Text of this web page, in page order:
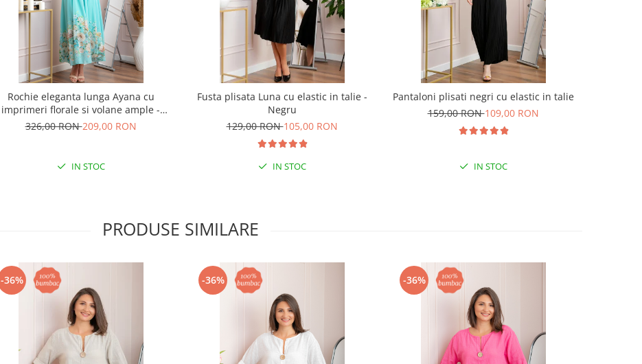
Rochie eleganta lunga Ayana cu
imprimeri florale si volane ample -
Turcoaz aqua
326,00 RON209,00 RON
IN STOC
Fusta plisata Luna cu elastic in talie -
Negru
129,00 RON105,00 RON
IN STOC
Pantaloni plisati negri cu elastic in talie
159,00 RON109,00 RON
IN STOC
PRODUSE SIMILARE
-36% -36% -36%